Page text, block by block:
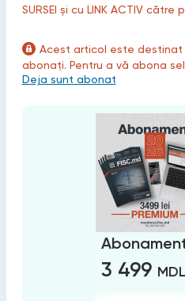
SURSEI și cu LINK ACTIV către
Acest articol este destinat
abonați. Pentru a vă abona
Deja sunt abonat
3 499 MDL